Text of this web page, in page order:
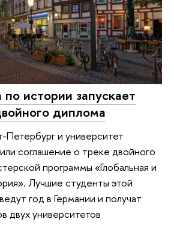
истории запускает
диплома
и университет
соглашение о треке двойного
программы «Глобальная и
Лучшие студенты этой
год в Германии и получат
двух университетов